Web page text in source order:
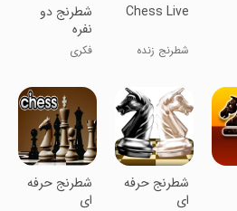
Chess Live
شطرنج زنده
شطرنج دو
نفره
فکری
شطرنج حرفه
ای
شطرنج حرفه
ای